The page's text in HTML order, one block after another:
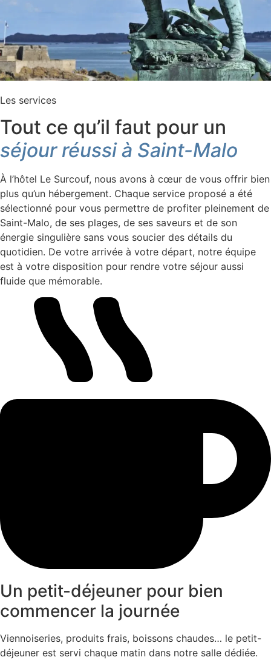
Les services
Tout ce qu’il faut pour un
séjour réussi à Saint-Malo
À l’hôtel Le Surcouf, nous avons à cœur de vous offrir bien
plus qu’un hébergement. Chaque service proposé a été
sélectionné pour vous permettre de profiter pleinement de
Saint-Malo, de ses plages, de ses saveurs et de son
énergie singulière sans vous soucier des détails du
quotidien. De votre arrivée à votre départ, notre équipe
est à votre disposition pour rendre votre séjour aussi
fluide que mémorable.
Un petit-déjeuner pour bien
commencer la journée
Viennoiseries, produits frais, boissons chaudes… le petit-
déjeuner est servi chaque matin dans notre salle dédiée.